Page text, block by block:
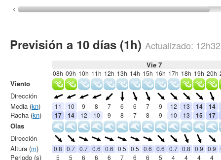
Previsión a 10 días (1h) Actualizado: 12h32
Vie 7
08h 09h 10h 11h 12h 13h 14h 15h 16h 17h 18h 19h 20h
11 10 9 8 7 6 6 7 9 12 13 14
14
17
14 12 10 9 8 7 8 9 10 13 15 17
0.8 0.7 0.7 0.6 0.6 0.5 0.5 0.6 0.6 0.7 0.8 0.9 0.9
5
5 6 6 6 7 6 6 5 4 4 4 4
Viento
Dirección
Media (kn)
Racha (kn)
Olas
Dirección
Altura (m)
Periodo (s)